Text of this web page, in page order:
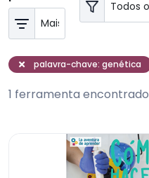
palavra-chave: genética
1 ferramenta encontrado